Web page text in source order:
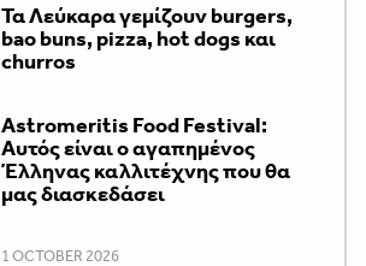
Τα Λεύκαρα γεμίζουν burgers,
bao buns, pizza, hot dogs και
churros
Astromeritis Food Festival:
Αυτός είναι ο αγαπημένος
Έλληνας καλλιτέχνης που θα
μας διασκεδάσει
1 OCTOBER 2026